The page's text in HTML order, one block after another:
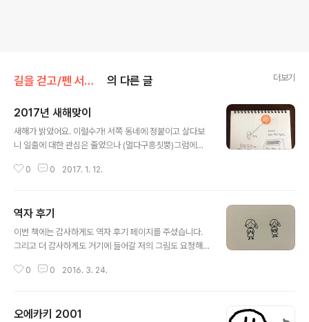
길을 걷고/펜 서비스 의 다른 글 더보기
2017년 새해맞이
새해가 밝았어요. 이럴수가! 서쪽 동네에 정붙이고 살다보
니 일출에 대한 관심은 줄었으나 (멀다구흥칫뿡)그럼에도
얼 자몽 주스에 빠져있는 저는 새해를 보며 홍자몽을 떠올
이젠 정말 끝.
0 0 2017. 1. 12.
역자 후기
​이번 책에는 감사하게도 역자 후기 페이지를 주셨습니다.
그리고 더 감사하게도 거기에 들어갈 저의 그림도 요청해
려봐 달라고 하셨죠. ​ 급하게 두 개를 그려서 드렸는데 ㅋㅋ
이전시로 보내셨죠. 컨펌을 기다리는 동안 PDF를 보며 신
0 0 2016. 3. 24.
오에카키 2001